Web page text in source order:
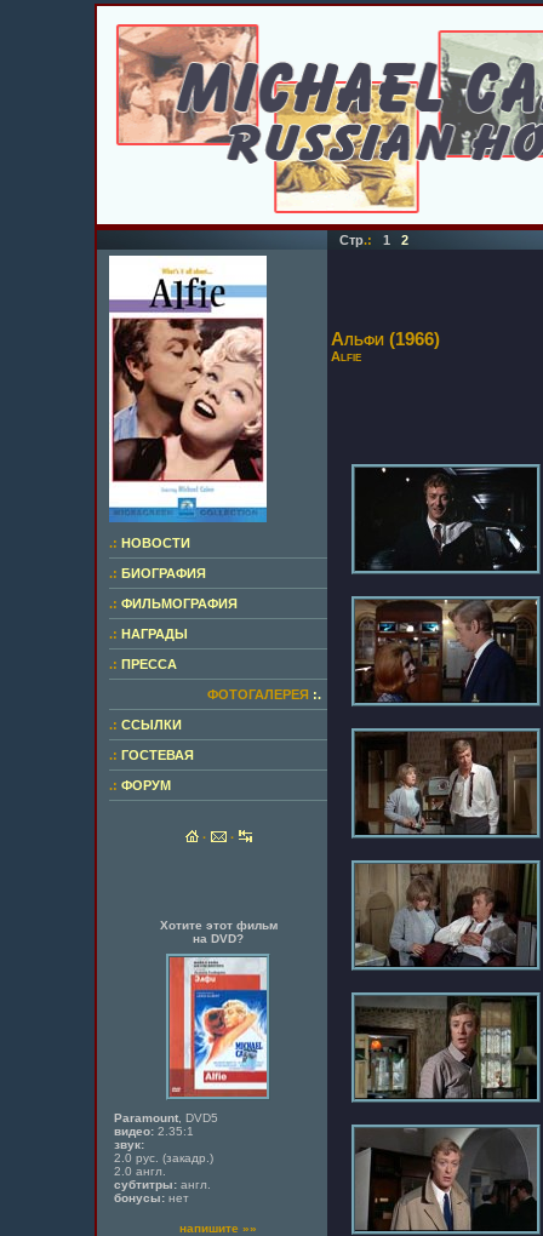
Стр.: 1 2
.: НОВОСТИ
.: БИОГРАФИЯ
.: ФИЛЬМОГРАФИЯ
.: НАГРАДЫ
.: ПРЕССА
ФОТОГАЛЕРЕЯ :.
.: ССЫЛКИ
.: ГОСТЕВАЯ
.: ФОРУМ
· ·
Хотите этот фильм
на DVD?
Paramount , DVD5
видео: 2.35:1
звук:
2.0 рус. (закадр.)
2.0 англ.
субтитры: англ.
бонусы: нет
напишите »»
Альфи (1966)
Alfie